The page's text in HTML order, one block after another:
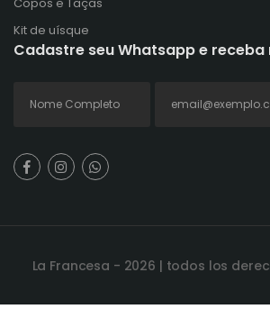
Kit de uísque
Cadastre seu Whatsapp e
La Francesa - 2026 | todos los